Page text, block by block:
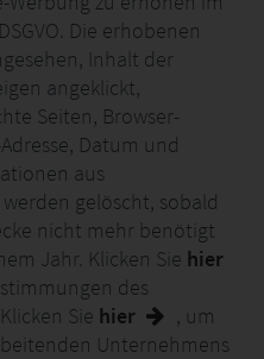
Die erhobenen
Inhalt der
angeklickt,
Seiten, Browser-
Datum und
aus
gelöscht, sobald
nicht mehr benötigt
Jahr. Klicken Sie hier
des
Sie hier
, um
Unternehmens